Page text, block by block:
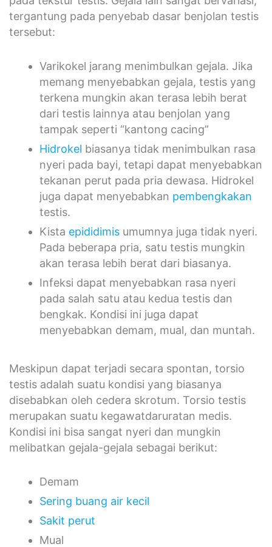
tergantung pada penyebab dasar benjolan testis
tersebut:
Varikokel jarang menimbulkan gejala. Jika
memang menyebabkan gejala, testis yang
terkena mungkin akan terasa lebih berat
dari testis lainnya atau benjolan yang
tampak seperti “kantong cacing”
Hidrokel biasanya tidak menimbulkan rasa
nyeri pada bayi, tetapi dapat menyebabkan
tekanan perut pada pria dewasa. Hidrokel
juga dapat menyebabkan pembengkakan
testis.
Kista epididimis umumnya juga tidak nyeri.
Pada beberapa pria, satu testis mungkin
akan terasa lebih berat dari biasanya.
Infeksi dapat menyebabkan rasa nyeri
pada salah satu atau kedua testis dan
bengkak. Kondisi ini juga dapat
menyebabkan demam, mual, dan muntah.
Meskipun dapat terjadi secara spontan, torsio
testis adalah suatu kondisi yang biasanya
disebabkan oleh cedera skrotum. Torsio testis
merupakan suatu kegawatdaruratan medis.
Kondisi ini bisa sangat nyeri dan mungkin
melibatkan gejala-gejala sebagai berikut:
Demam
Sering buang air kecil
Sakit perut
Mual